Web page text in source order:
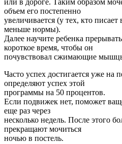
объем его постепенно
увеличивается (у тех, кто
меньше нормы).
Далее научите ребенка
короткое время, чтобы он
почувствовал сжимающие
Часто успех достигается уже на
определяют успех этой
программы на 50 процентов.
Если подвижек нет, поможет
еще раз через
несколько недель. После этого
прекращают мочиться
ночью в постель.